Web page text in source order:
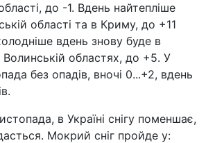
до -1. Вдень найтепліше
області та в Криму, до +11
вдень знову буде в
Волинській областях, до +5. У
без опадів, вночі 0...+2, вдень
в Україні снігу поменшає,
Мокрий сніг пройде у: